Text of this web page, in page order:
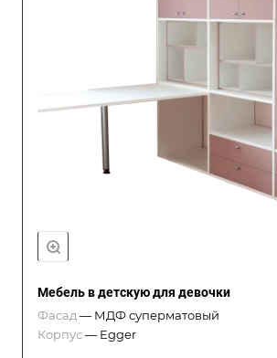
Мебель в детскую для девочки
Фасад — МДФ суперматовый
Корпус— Egger